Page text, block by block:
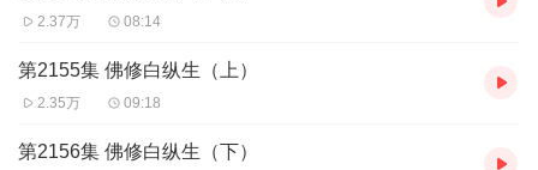
2.37万 08:14
第2155集 佛修白纵生（上）
2.35万 09:18
第2156集 佛修白纵生（下）